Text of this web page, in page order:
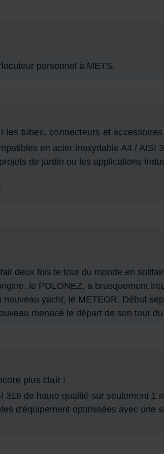
personnel à METS.
les tubes, connecteurs et
en acier inoxydable A4 / AISI
de jardin ou les applications
deux fois le tour du monde en
le POLONEZ, a brusquement
yacht, le METEOR. Début
menacé le départ de son tour
plus clair !
de haute qualité sur seulement 1
d'équipement optimisées avec une